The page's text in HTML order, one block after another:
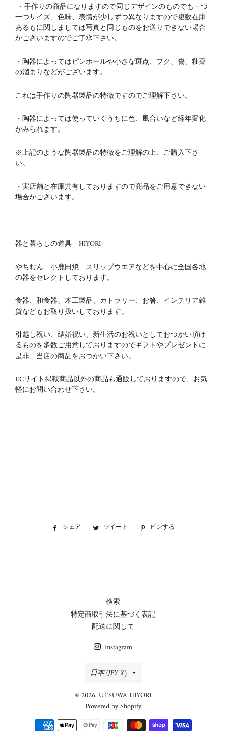
・手作りの商品になりますので同じデザインのものでも一つ
一つサイズ、色味、表情が少しずつ異なりますので複数在庫
あるもに関しましては写真と同じものをお送りできない場合
がございますのでご了承下さい。
・陶器によってはピンホールや小さな斑点、ブク、傷、釉薬
の溜まりなどがございます。
これは手作りの陶器製品の特徴ですのでご理解下さい。
・陶器によっては使っていくうちに色、風合いなど経年変化
がみられます。
※上記のような陶器製品の特徴をご理解の上、ご購入下さ
い。
・実店舗と在庫共有しておりますので商品をご用意できない
場合がございます。
器と暮らしの道具 HIYORI
やちむん 小鹿田焼 スリップウエアなどを中心に全国各地
の器をセレクトしております。
食器、和食器、木工製品、カトラリー、お箸、インテリア雑
貨などもお取り扱いしております。
引越し祝い、結婚祝い、新生活のお祝いとしておつかい頂け
るものを多数ご用意しておりますのでギフトやプレゼントに
是非、当店の商品をおつかい下さい。
ECサイト掲載商品以外の商品も通販しておりますので、お気
軽にお問い合わせ下さい。
シェア
Facebookツイート
Twitter ピンする
検索
特定商取引法に基づく表記
配送に関して
Instagram
国/
地
域
日本 (JPY ¥)
© 2026, UTSUWA HIYORI
Powered by Shopify
決